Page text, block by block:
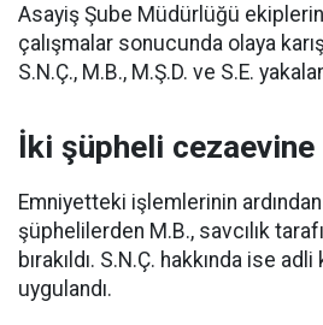
Asayiş Şube Müdürlüğü
çalışmalar sonucunda olaya
S.N.Ç., M.B., M.Ş.D. ve S.E.
İki şüpheli
Emniyetteki işlemlerinin
şüphelilerden M.B., savcılık
bırakıldı. S.N.Ç. hakkında ise
uygulandı.